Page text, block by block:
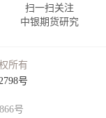
扫一扫关注
中银期货研究
所有
号
号